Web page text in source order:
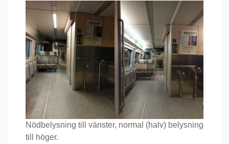
Nödbelysning till vänster, normal (halv) belysning
till höger.